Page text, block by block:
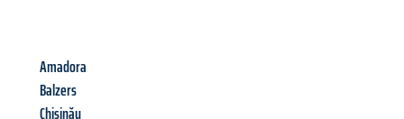
Amadora
Balzers
Chișinău